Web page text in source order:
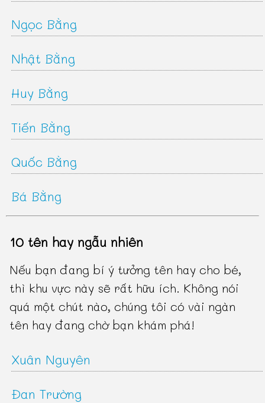
Ngọc Bằng
Nhật Bằng
Huy Bằng
Tiến Bằng
Quốc Bằng
Bá Bằng
10 tên hay ngẫu nhiên
Nếu bạn đang bí ý tưởng tên hay cho bé,
thì khu vực này sẽ rất hữu ích. Không nói
quá một chút nào, chúng tôi có vài ngàn
tên hay đang chờ bạn khám phá!
Xuân Nguyên
Đan Trường